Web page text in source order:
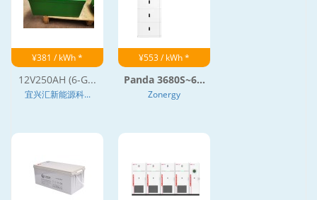
¥381 / kWh *
12V250AH (6-G...
宜兴汇新能源科...
¥553 / kWh *
Panda 3680S~6...
Zonergy